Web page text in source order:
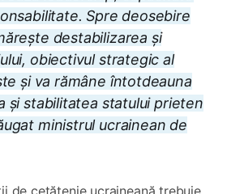
Spre deosebire
destabilizarea și
obiectivul strategic al
și va rămâne întotdeauna
și stabilitatea statului prieten
ministrul ucrainean de
de cetățenie ucraineană trebuie